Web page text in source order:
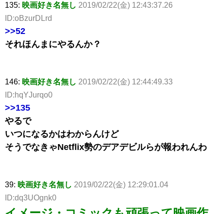
135: 映画好き名無し 2019/02/22(金) 12:43:37.26
ID:oBzurDLrd
>>52
それほんまにやるんか？
146: 映画好き名無し 2019/02/22(金) 12:44:49.33
ID:hqYJurqo0
>>135
やるで
いつになるかはわからんけど
そうでなきゃNetflix勢のデアデビルらが報われんわ
39: 映画好き名無し 2019/02/22(金) 12:29:01.04
ID:dq3UOgnk0